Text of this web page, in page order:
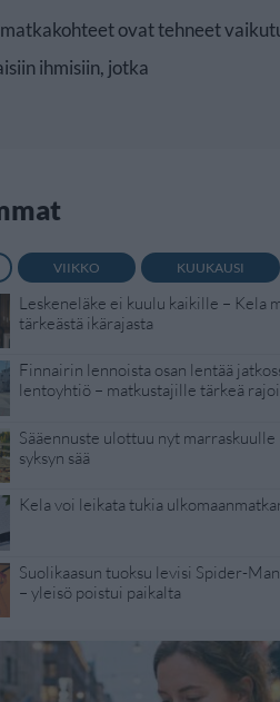
ovat tehneet
ihmisiin, jotka
VIIKKO KUUKAUSI
Leskeneläke ei kuulu kaikille – Kela
tärkeästä ikärajasta
Finnairin lennoista osan lentää
lentoyhtiö – matkustajille tärkeä
Sääennuste ulottuu nyt marraskuulle
syksyn sää
Kela voi leikata tukia
Suolikaasun tuoksu levisi Spider-
– yleisö poistui paikalta